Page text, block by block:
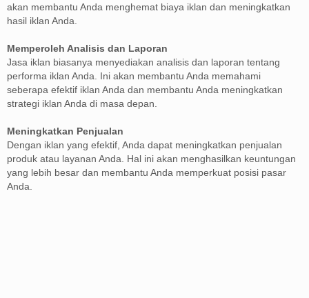
akan membantu Anda menghemat biaya iklan dan meningkatkan
hasil iklan Anda.
Memperoleh Analisis dan Laporan
Jasa iklan biasanya menyediakan analisis dan laporan tentang
performa iklan Anda. Ini akan membantu Anda memahami
seberapa efektif iklan Anda dan membantu Anda meningkatkan
strategi iklan Anda di masa depan.
Meningkatkan Penjualan
Dengan iklan yang efektif, Anda dapat meningkatkan penjualan
produk atau layanan Anda. Hal ini akan menghasilkan keuntungan
yang lebih besar dan membantu Anda memperkuat posisi pasar
Anda.